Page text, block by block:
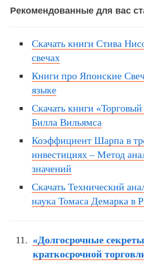
Рекомендованные для вас
Скачать книги Стива
свечах
Книги про Японские
языке
Скачать книги
Билла Вильямса
Коэффициент Шарпа в
инвестициях – Метод
значений
Скачать Технический
наука Томаса Демарка в
«Долгосрочные секреты
краткосрочной